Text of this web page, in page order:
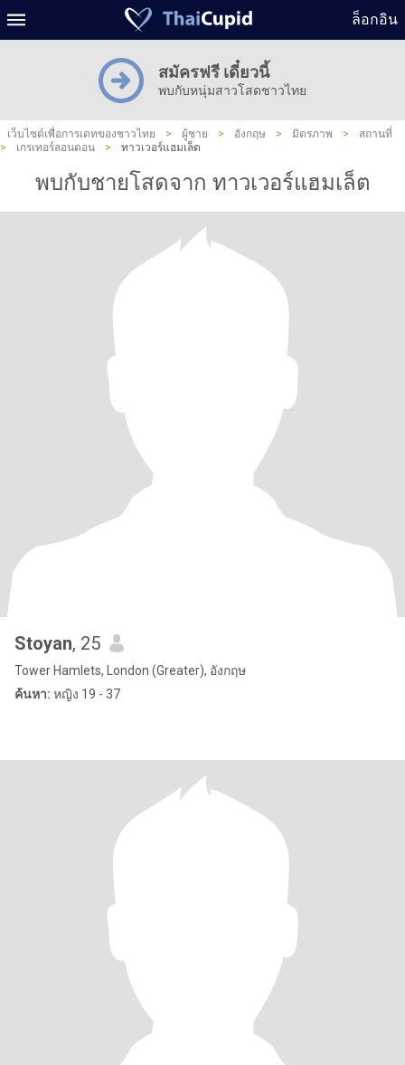
ล็อกอิน
สมัครฟรี เดี๋ยวนี้
พบกับหนุ่มสาวโสดชาวไทย
เว็บไซต์เพื่อการเดทของชาวไทย > ผู้ชาย > อังกฤษ > มิตรภาพ >
สถานที่
>
เกรเทอร์ลอนดอน > ทาวเวอร์แฮมเล็ต
พบกับชายโสดจาก ทาวเวอร์แฮมเล็ต
Stoyan, 25
Tower Hamlets, London (Greater), อังกฤษ
ค้นหา: หญิง 19 - 37